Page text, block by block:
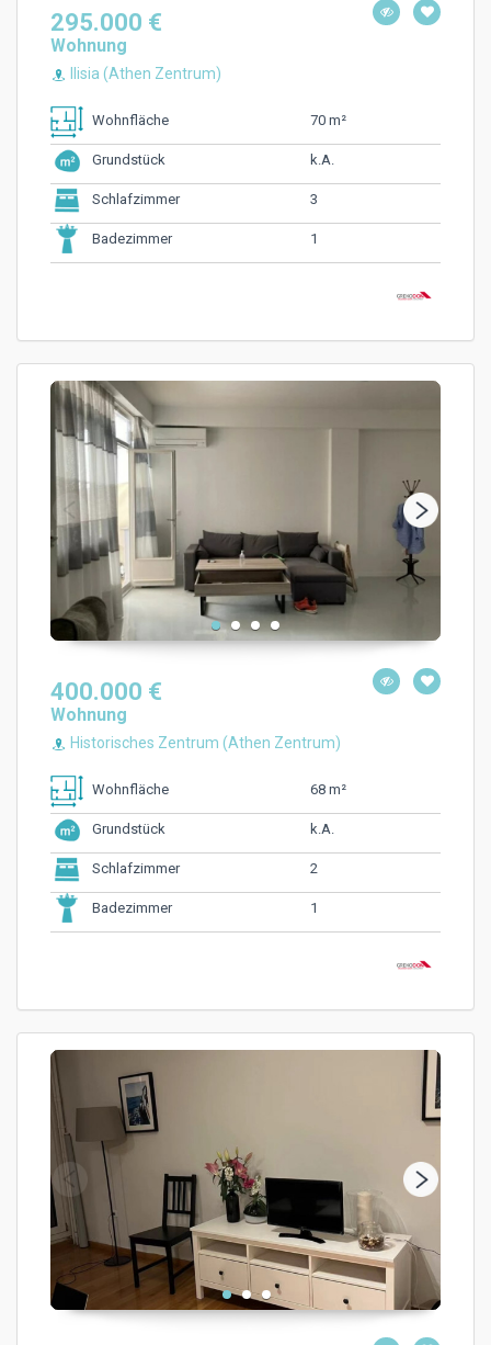
295.000 €
Wohnung
Ilisia (Athen Zentrum)
Wohnfläche 70 m²
Grundstück k.A.
Schlafzimmer 3
Badezimmer 1
400.000 €
Wohnung
Historisches Zentrum (Athen Zentrum)
Wohnfläche 68 m²
Grundstück k.A.
Schlafzimmer 2
Badezimmer 1